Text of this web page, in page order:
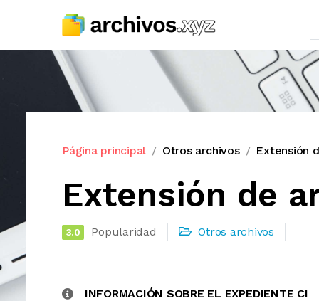
Página principal Otros archivos Extensión
Extensión de
3.0 Popularidad Otros archivos
INFORMACIÓN SOBRE EL EXPEDIENTE CI